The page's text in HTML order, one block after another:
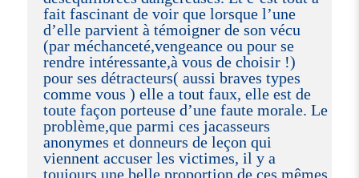
fait fascinant de voir que lorsque l’une
d’elle parvient à témoigner de son vécu
(par méchanceté,vengeance ou pour se
rendre intéressante,à vous de choisir !)
pour ses détracteurs( aussi braves types
comme vous ) elle a tout faux, elle est de
toute façon porteuse d’une faute morale. Le
problème,que parmi ces jacasseurs
anonymes et donneurs de leçon qui
viennent accuser les victimes, il y a
toujours une belle proportion de ces mêmes